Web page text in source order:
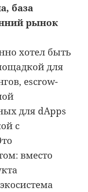
база
рынок
хотел быть
для
escrow-
для dApps
с
вместо